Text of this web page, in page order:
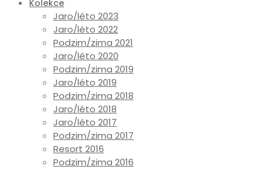
Kolekce
Jaro/léto 2023
Jaro/léto 2022
Podzim/zima 2021
Jaro/léto 2020
Podzim/zima 2019
Jaro/léto 2019
Podzim/zima 2018
Jaro/léto 2018
Jaro/léto 2017
Podzim/zima 2017
Resort 2016
Podzim/zima 2016